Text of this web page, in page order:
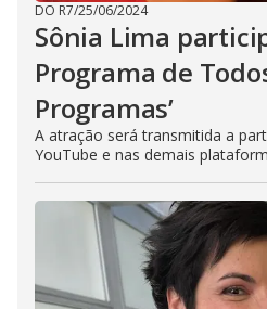
DO R7/25/06/2024
Sônia Lima
Programa de
Programas’
A atração será transmitida a
YouTube e nas demais